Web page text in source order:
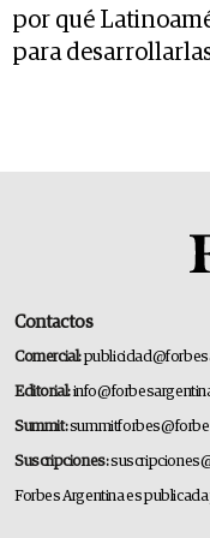
por qué
para
Contactos
Comercial:
Editorial:
Summit:
Suscripciones:
Forbes Argentina es